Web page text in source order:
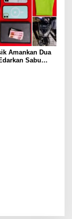
Amankan Dua
Sabu